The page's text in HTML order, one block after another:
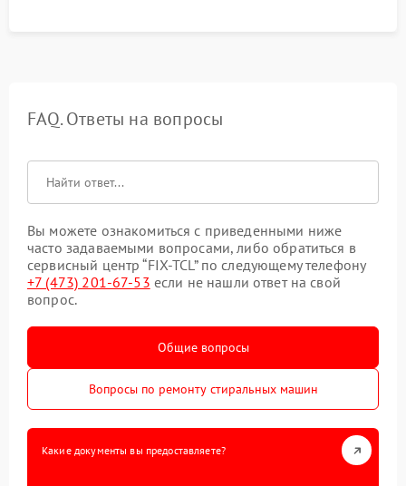
FAQ. Ответы на вопросы
Вы можете ознакомиться с приведенными ниже
часто задаваемыми вопросами, либо обратиться в
сервисный центр “FIX-TCL” по следующему телефону
+7 (473) 201-67-53 если не нашли ответ на свой
вопрос.
Общие вопросы
Вопросы по ремонту стиральных машин
Какие документы вы предоставляете?